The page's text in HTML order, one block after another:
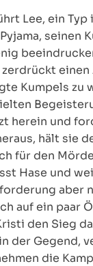
Lee, ein Typ
seinen
Kumpels zu
herein und
hält sie
für den
Hase und
aber
auf ein paar
den Sieg
der Gegend,
die